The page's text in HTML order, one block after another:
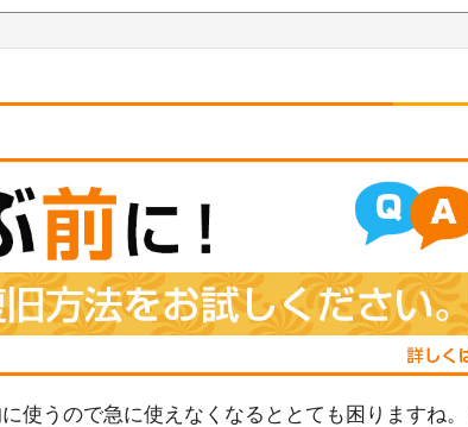
使うので急に使えなくなるととても困りますね